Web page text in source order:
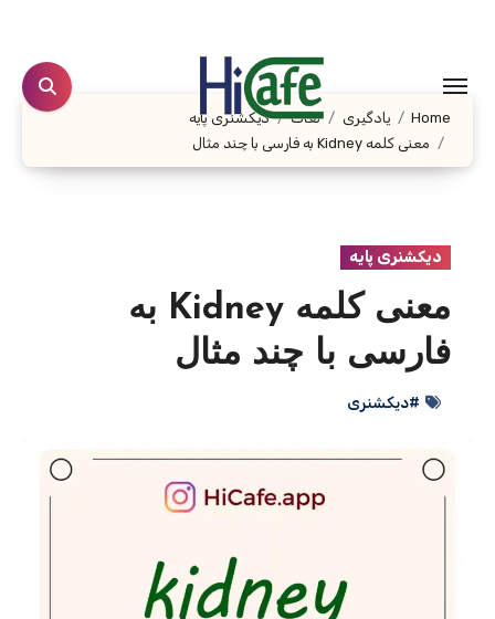
content
Home یادگیری لغات
دیکشنری پایه
معنی کلمه Kidney به فارسی با چند مثال
دیکشنری پایه
معنی کلمه Kidney به
فارسی با چند مثال
#دیکشنری